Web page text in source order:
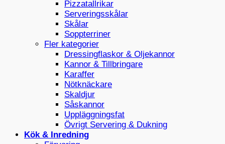
Pizzatallrikar
Serveringsskålar
Skålar
Soppterriner
Fler kategorier
Dressingflaskor & Oljekannor
Kannor & Tillbringare
Karaffer
Nötknäckare
Skaldjur
Såskannor
Uppläggningsfat
Övrigt Servering & Dukning
Kök & Inredning